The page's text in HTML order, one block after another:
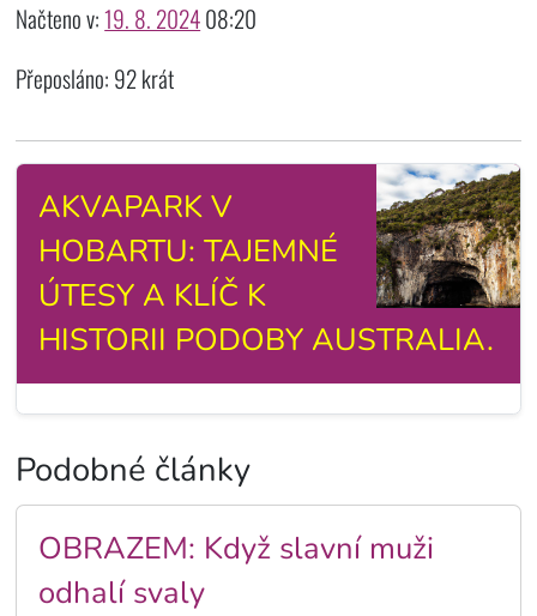
Načteno v:19. 8. 202408:20
Přeposláno: 92 krát
AKVAPARK V
HOBARTU: TAJEMNÉ
ÚTESY A KLÍČ K
HISTORII PODOBY AUSTRALIA.
Podobné články
OBRAZEM: Když slavní muži
odhalí svaly